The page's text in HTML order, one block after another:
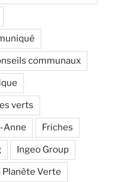
communaux
verts
Anne Friches
Ingeo Group
Planète Verte